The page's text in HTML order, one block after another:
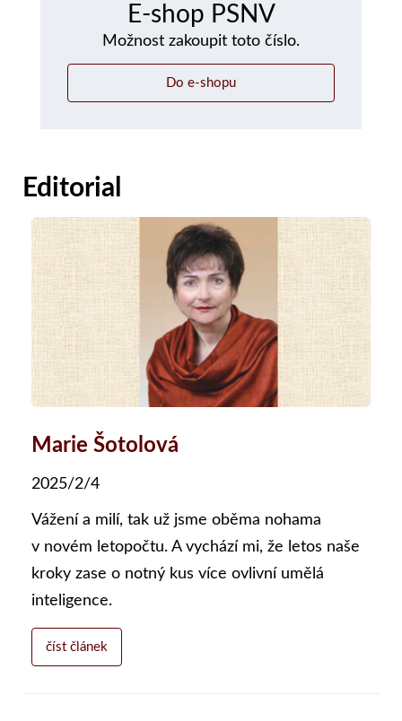
E-shop PSNV
Možnost zakoupit toto číslo.
Do e-shopu
Editorial
Marie Šotolová
2025/2/4
Vážení a milí, tak už jsme oběma nohama
v novém letopočtu. A vychází mi, že letos naše
kroky zase o notný kus více ovlivní umělá
inteligence.
číst článek